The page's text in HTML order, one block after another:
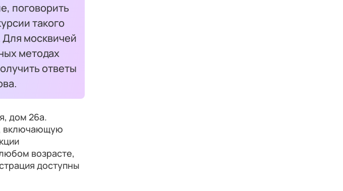
поговорить
такого
москвичей
методах
ответы
дом 26а.
включающую
возрасте,
доступны